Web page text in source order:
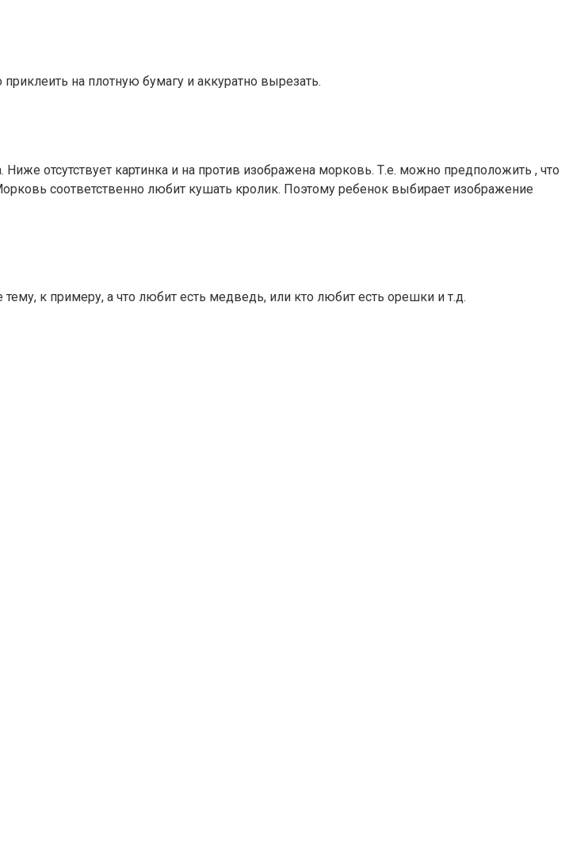
на плотную бумагу и аккуратно вырезать.
отсутствует картинка и на против изображена морковь. Т.е. можно предположить , что
соответственно любит кушать кролик. Поэтому ребенок выбирает изображение
к примеру, а что любит есть медведь, или кто любит есть орешки и т.д.